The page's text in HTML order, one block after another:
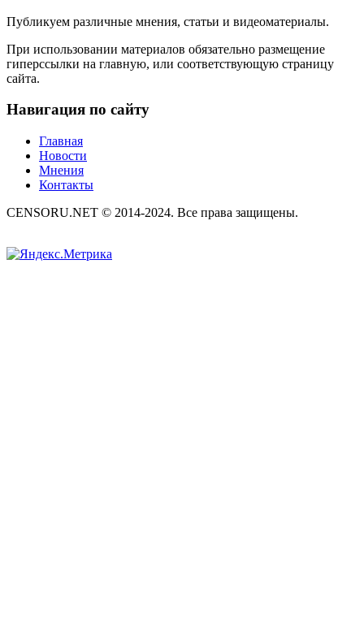
Публикуем различные мнения, статьи и видеоматериалы.
При использовании материалов обязательно размещение
гиперссылки на главную, или соответствующую страницу
сайта.
Навигация по сайту
Главная
Новости
Мнения
Контакты
CENSORU.NET © 2014-2024. Все права защищены.